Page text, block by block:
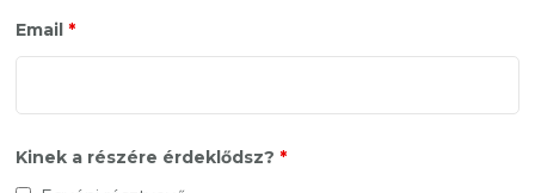
Email *
Kinek a részére érdeklődsz? *